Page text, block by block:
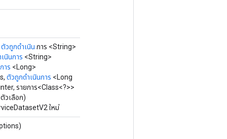
ตัวถูกดำเนิน การ <String>
นินการ <String>
าร <Long>
ตัวถูกดำเนินการ <Long
รายการ<Class<?>>
ตัวเลือก)
ใหม่